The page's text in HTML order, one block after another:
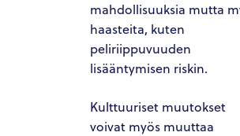
mahdollisuuksia mutta
haasteita, kuten
peliriippuvuuden
lisääntymisen riskin.
Kulttuuriset muutokset
voivat myös muuttaa